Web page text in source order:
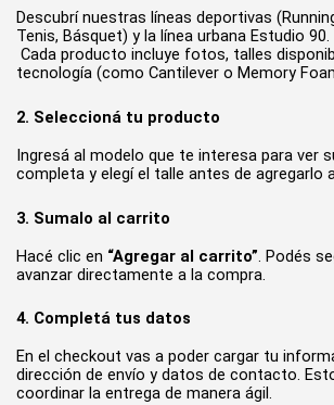
Descubrí nuestras líneas deportivas
Tenis, Básquet) y la línea urbana Estudio 90.
tecnología (como Cantilever o Memory
2. Seleccioná tu producto
Ingresá al modelo que te interesa para ver
completa y elegí el talle antes de agregarlo
3. Sumalo al carrito
Hacé clic en “Agregar al carrito”. Podés
avanzar directamente a la compra.
4. Completá tus datos
En el checkout vas a poder cargar tu
dirección de envío y datos de contacto.
coordinar la entrega de manera ágil.